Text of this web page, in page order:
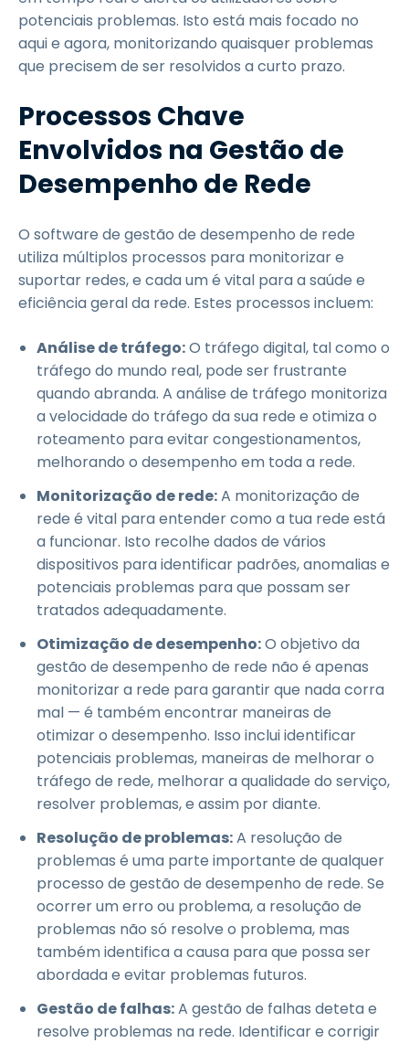
potenciais problemas. Isto está mais focado no
aqui e agora, monitorizando quaisquer problemas
que precisem de ser resolvidos a curto prazo.
Processos Chave
Envolvidos na Gestão de
Desempenho de Rede
O software de gestão de desempenho de rede
utiliza múltiplos processos para monitorizar e
suportar redes, e cada um é vital para a saúde e
eficiência geral da rede. Estes processos incluem:
Análise de tráfego:O tráfego digital, tal como o
tráfego do mundo real, pode ser frustrante
quando abranda. A análise de tráfego monitoriza
a velocidade do tráfego da sua rede e otimiza o
roteamento para evitar congestionamentos,
melhorando o desempenho em toda a rede.
Monitorização de rede:A monitorização de
rede é vital para entender como a tua rede está
a funcionar. Isto recolhe dados de vários
dispositivos para identificar padrões, anomalias e
potenciais problemas para que possam ser
tratados adequadamente.
Otimização de desempenho:O objetivo da
gestão de desempenho de rede não é apenas
monitorizar a rede para garantir que nada corra
mal — é também encontrar maneiras de
otimizar o desempenho. Isso inclui identificar
potenciais problemas, maneiras de melhorar o
tráfego de rede, melhorar a qualidade do serviço,
resolver problemas, e assim por diante.
Resolução de problemas:A resolução de
problemas é uma parte importante de qualquer
processo de gestão de desempenho de rede. Se
ocorrer um erro ou problema, a resolução de
problemas não só resolve o problema, mas
também identifica a causa para que possa ser
abordada e evitar problemas futuros.
Gestão de falhas:A gestão de falhas deteta e
resolve problemas na rede. Identificar e corrigir